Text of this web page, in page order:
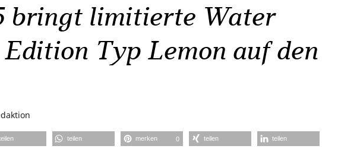
bringt limitierte Water
Typ Lemon auf den
teilen merken 0 teilen teilen